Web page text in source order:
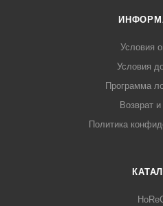
Условия
Условия
Программа
Возврат
Политика